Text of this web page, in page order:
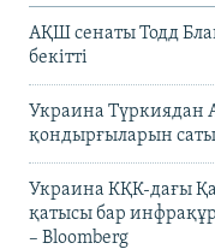
АҚШ сенаты Тодд
бекітті
Украина Түркиядан
қондырғыларын
Украина КҚК-дағы
қатысы бар
– Bloomberg